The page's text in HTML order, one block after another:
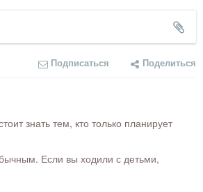
Подписаться Поделиться
знать тем, кто только планирует
Если вы ходили с детьми,